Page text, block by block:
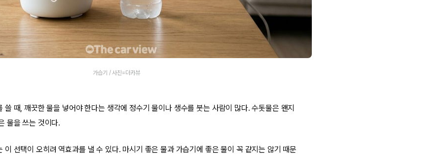
가습기 / 사진=더카뷰
쓸 때, 깨끗한 물을 넣어야 한다는 생각에 정수기 물이나 생수를 붓는 사람이 많다. 수돗물은 왠지
물을 쓰는 것이다.
이 선택이 오히려 역효과를 낼 수 있다. 마시기 좋은 물과 가습기에 좋은 물이 꼭 같지는 않기 때문